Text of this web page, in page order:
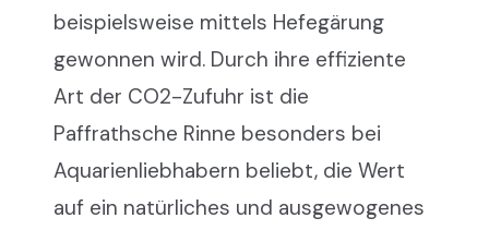
beispielsweise mittels Hefegärung
gewonnen wird. Durch ihre effiziente
Art der CO2-Zufuhr ist die
Paffrathsche Rinne besonders bei
Aquarienliebhabern beliebt, die Wert
auf ein natürliches und ausgewogenes